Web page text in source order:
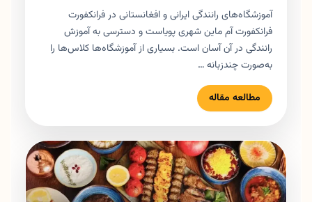
آموزشگاه‌های رانندگی ایرانی و افغانستانی در فرانکفورت
فرانکفورت آم ماین شهری پویاست و دسترسی به آموزش
رانندگی در آن آسان است. بسیاری از آموزشگاه‌ها کلاس‌ها را
به‌صورت چندزبانه …
مطالعه مقاله